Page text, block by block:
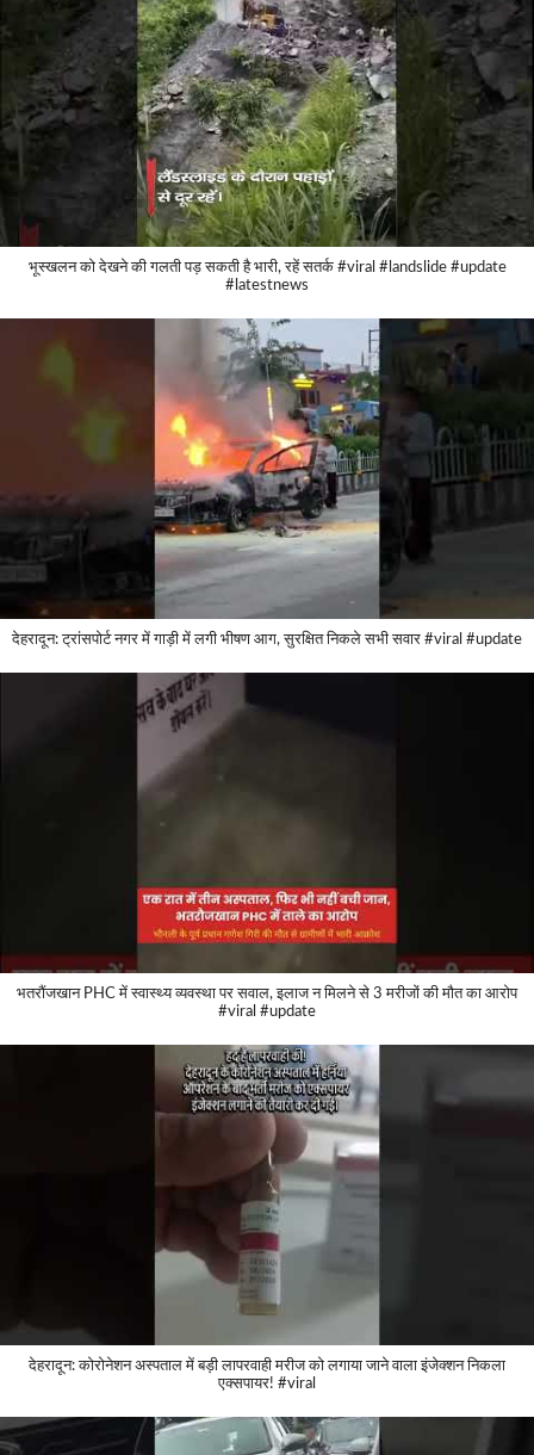
भूस्खलन को देखने की गलती पड़ सकती है भारी, रहें सतर्क #viral #landslide #update
#latestnews
देहरादून: ट्रांसपोर्ट नगर में गाड़ी में लगी भीषण आग, सुरक्षित निकले सभी सवार #viral #update
भतरौंजखान PHC में स्वास्थ्य व्यवस्था पर सवाल, इलाज न मिलने से 3 मरीजों की मौत का आरोप
#viral #update
देहरादून: कोरोनेशन अस्पताल में बड़ी लापरवाही मरीज को लगाया जाने वाला इंजेक्शन निकला
एक्सपायर! #viral